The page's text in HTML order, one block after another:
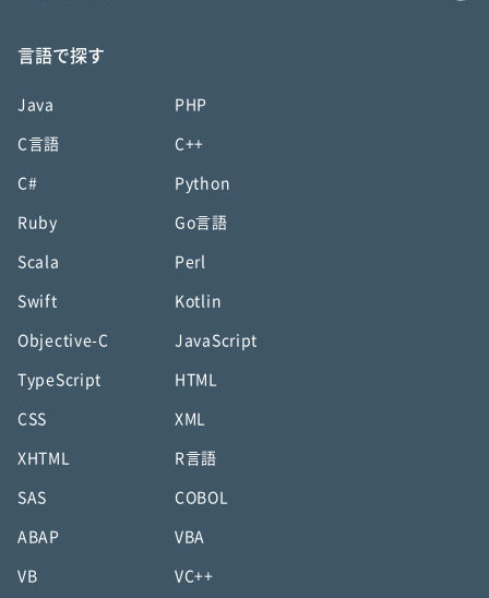
言語で探す
Java PHP
C言語 C++
C# Python
Ruby Go言語
Scala Perl
Swift Kotlin
Objective-C JavaScript
TypeScript HTML
CSS XML
XHTML R言語
SAS COBOL
ABAP VBA
VB VC++